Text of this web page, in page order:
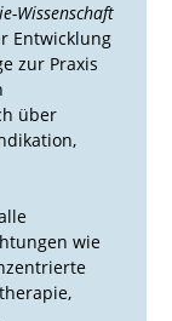
Wissenschaft
Entwicklung
zur Praxis
über
wie